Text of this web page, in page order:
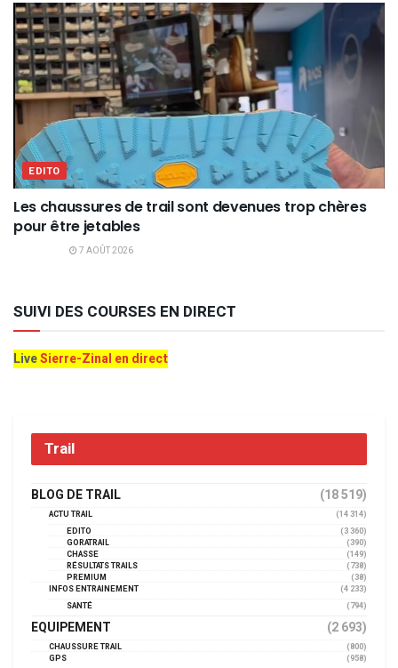
EDITO
Les chaussures de trail sont devenues trop chères
pour être jetables
7 AOÛT 2026
SUIVI DES COURSES EN DIRECT
LiveSierre-Zinal en direct
Trail
BLOG DE TRAIL (18 519)
ACTU TRAIL
(14 314)
EDITO
(3 360)
GORATRAIL
(390)
CHASSE
(149)
RÉSULTATS TRAILS
(738)
PREMIUM
(38)
INFOS ENTRAINEMENT
(4 233)
SANTÉ
(794)
EQUIPEMENT (2 693)
CHAUSSURE TRAIL
(800)
GPS
(958)